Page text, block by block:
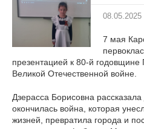
08.05.2025
7 мая
презентацией к 80-й годовщине
Великой Отечественной войне.
Дзерасса Борисовна
окончилась война, которая
жизней, превратила города и